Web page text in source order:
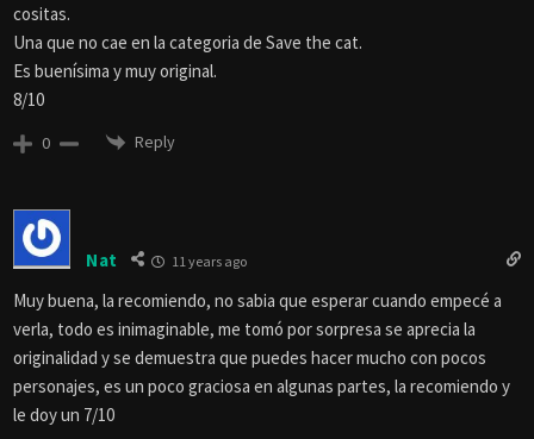
cositas.
Una que no cae en la categoria de Save the cat.
Es buenísima y muy original.
8/10
0 Reply
Nat 11 years ago
Muy buena, la recomiendo, no sabia que esperar cuando empecé a
verla, todo es inimaginable, me tomó por sorpresa se aprecia la
originalidad y se demuestra que puedes hacer mucho con pocos
personajes, es un poco graciosa en algunas partes, la recomiendo y
le doy un 7/10